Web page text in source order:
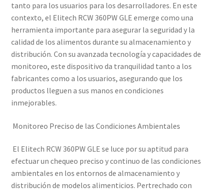
tanto para los usuarios para los desarrolladores. En este
contexto, el Elitech RCW 360PW GLE emerge como una
herramienta importante para asegurar la seguridad y la
calidad de los alimentos durante su almacenamiento y
distribución. Con su avanzada tecnología y capacidades de
monitoreo, este dispositivo da tranquilidad tanto a los
fabricantes como a los usuarios, asegurando que los
productos lleguen a sus manos en condiciones
inmejorables.
Monitoreo Preciso de las Condiciones Ambientales
El Elitech RCW 360PW GLE se luce por su aptitud para
efectuar un chequeo preciso y continuo de las condiciones
ambientales en los entornos de almacenamiento y
distribución de modelos alimenticios. Pertrechado con